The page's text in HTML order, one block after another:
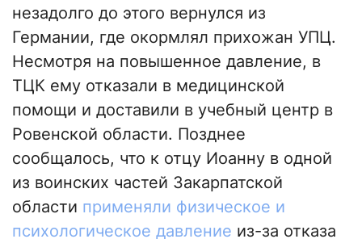
незадолго до этого вернулся из
Германии, где окормлял прихожан УПЦ.
Несмотря на повышенное давление, в
ТЦК ему отказали в медицинской
помощи и доставили в учебный центр в
Ровенской области. Позднее
сообщалось, что к отцу Иоанну в одной
из воинских частей Закарпатской
области применяли физическое и
психологическое давление из-за отказа